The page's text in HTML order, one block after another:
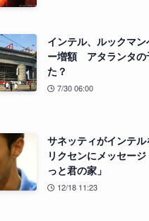
インテル、ルックマ
ー増額 アタランタの
た？
7/30 06:00
サネッティがインテ
リクセンにメッセー
っと君の家」
12/18 11:23